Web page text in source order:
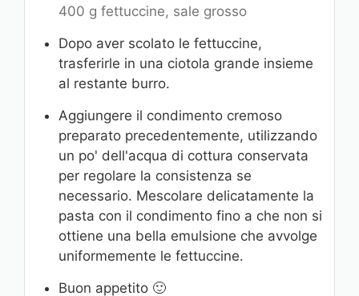
400 g fettuccine, sale grosso
Dopo aver scolato le fettuccine,
trasferirle in una ciotola grande insieme
al restante burro.
Aggiungere il condimento cremoso
preparato precedentemente, utilizzando
un po' dell'acqua di cottura conservata
per regolare la consistenza se
necessario. Mescolare delicatamente la
pasta con il condimento fino a che non si
ottiene una bella emulsione che avvolge
uniformemente le fettuccine.
Buon appetito 🙂